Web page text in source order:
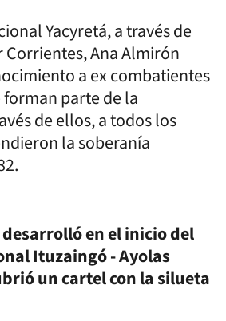
Yacyretá, a través de
Corrientes, Ana Almirón
a ex combatientes
parte de la
de ellos, a todos los
la soberanía
en el inicio del
Ituzaingó - Ayolas
un cartel con la silueta